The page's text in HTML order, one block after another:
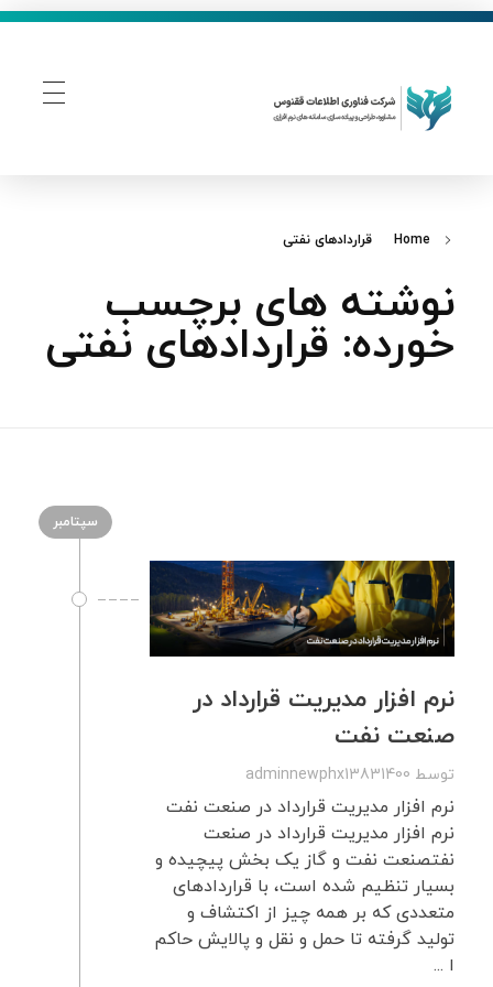
Home قراردادهای نفتی
نوشته های برچسب
خورده: قراردادهای نفتی
سپتامبر
نرم افزار مدیریت قرارداد در
صنعت نفت
توسط adminnewphx13831400
نرم افزار مدیریت قرارداد در صنعت نفت
نرم افزار مدیریت قرارداد در صنعت
نفتصنعت نفت و گاز یک بخش پیچیده و
بسیار تنظیم شده است، با قراردادهای
متعددی که بر همه چیز از اکتشاف و
تولید گرفته تا حمل و نقل و پالایش حاکم
ا ...